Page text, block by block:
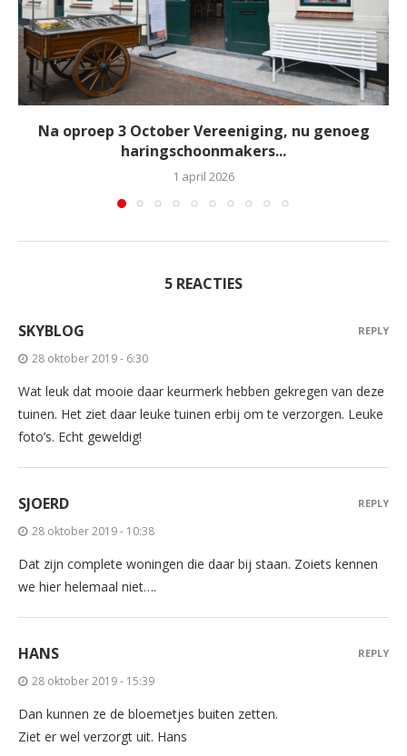
Na oproep 3 October Vereeniging, nu genoeg
haringschoonmakers...
1 april 2026
5 REACTIES
SKYBLOG
28 oktober 2019 - 6:30
Wat leuk dat mooie daar keurmerk hebben gekregen van deze
tuinen. Het ziet daar leuke tuinen erbij om te verzorgen. Leuke
foto’s. Echt geweldig!
REPLY
SJOERD
28 oktober 2019 - 10:38
Dat zijn complete woningen die daar bij staan. Zoiets kennen
we hier helemaal niet….
REPLY
HANS
28 oktober 2019 - 15:39
Dan kunnen ze de bloemetjes buiten zetten.
Ziet er wel verzorgt uit. Hans
REPLY